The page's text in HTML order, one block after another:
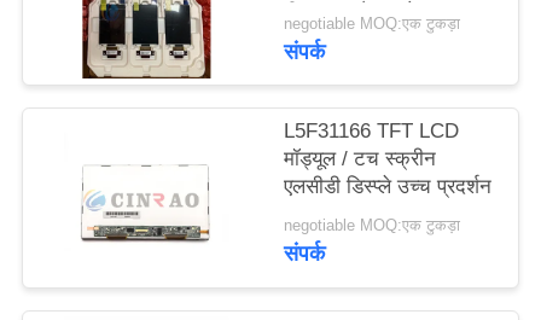
साइटमैप
PRIVACY
वीडब्ल्यू पासैट स्कोडा सुपरब
इंस्ट्रूमेंट क्लस्टर
negotiable MOQ:एक टुकड़ा
संपर्क
L5F31166 TFT LCD
मॉड्यूल / टच स्क्रीन
एलसीडी डिस्प्ले उच्च प्रदर्शन
negotiable MOQ:एक टुकड़ा
संपर्क